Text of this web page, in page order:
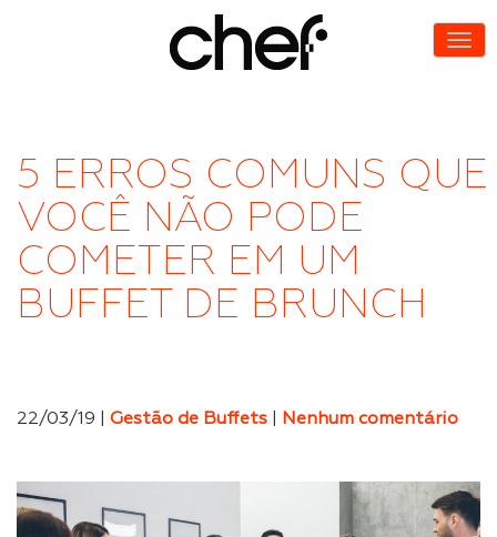
5 ERROS COMUNS QUE
VOCÊ NÃO PODE
COMETER EM UM
BUFFET DE BRUNCH
22/03/19 | Gestão de Buffets Nenhum comentário